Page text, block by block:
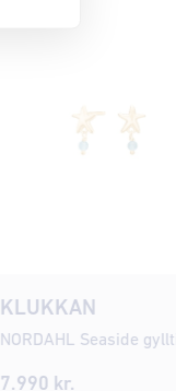
KLUKKAN
7.990 kr.